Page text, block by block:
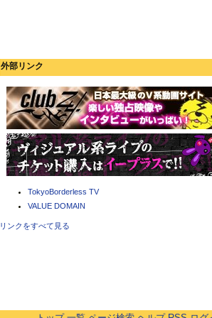
外部リンク
TokyoBorderless TV
VALUE DOMAIN
リンクをすべて見る